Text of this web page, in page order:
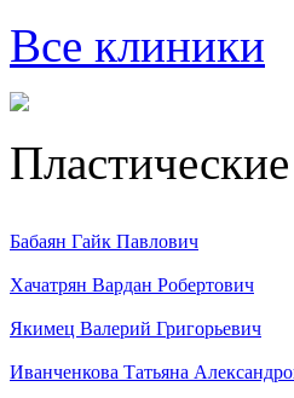
Все клиники
Бабаян Гайк Павлович
Хачатрян Вардан Робертович
Якимец Валерий Григорьевич
Иванченкова Татьяна